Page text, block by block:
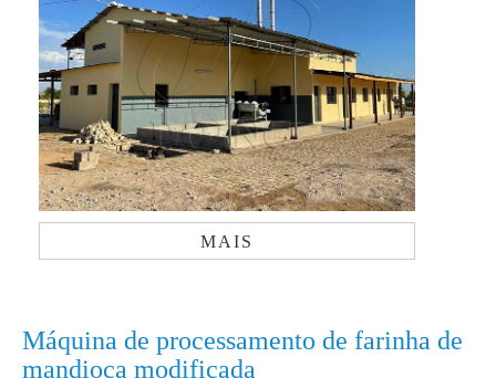
MAIS
Máquina de processamento de farinha de
mandioca modificada